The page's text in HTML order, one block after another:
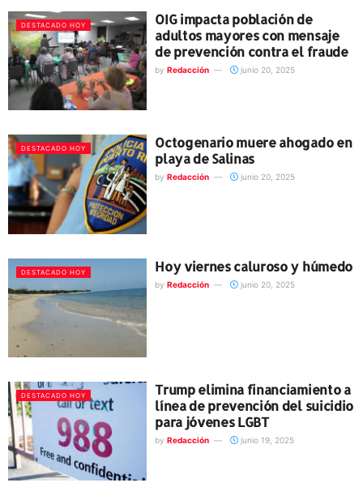
DESTACADO HOY
OIG impacta población de
adultos mayores con mensaje
de prevención contra el fraude
by Redacción junio 20, 2025
DESTACADO HOY
Octogenario muere ahogado en
playa de Salinas
by Redacción junio 20, 2025
DESTACADO HOY Hoy viernes caluroso y húmedo
by Redacción junio 20, 2025
DESTACADO HOY
Trump elimina financiamiento a
línea de prevención del suicidio
para jóvenes LGBT
by Redacción junio 19, 2025